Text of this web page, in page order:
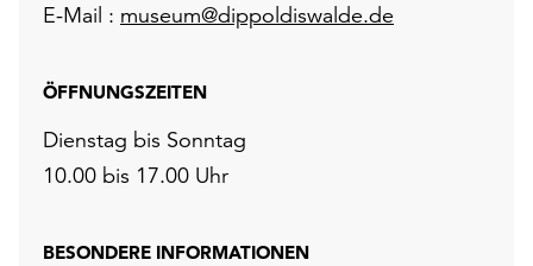
E-Mail : museum@dippoldiswalde.de
ÖFFNUNGSZEITEN
Dienstag bis Sonntag
10.00 bis 17.00 Uhr
BESONDERE INFORMATIONEN